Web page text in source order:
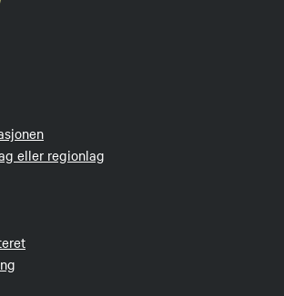
eller regionlag